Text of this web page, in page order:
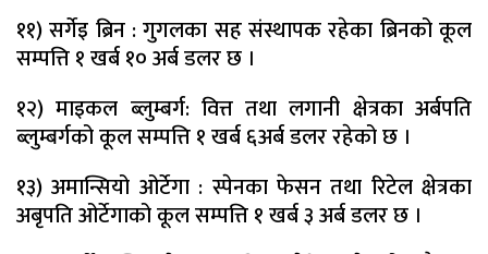
११) सर्गेइ ब्रिन : गुगलका सह संस्थापक रहेका ब्रिनको कूल
सम्पत्ति १ खर्ब १० अर्ब डलर छ ।
१२) माइकल ब्लुम्बर्ग: वित्त तथा लगानी क्षेत्रका अर्बपति
ब्लुम्बर्गको कूल सम्पत्ति १ खर्ब ६अर्ब डलर रहेको छ ।
१३) अमान्सियो ओर्टेगा : स्पेनका फेसन तथा रिटेल क्षेत्रका
अबृपति ओर्टेगाको कूल सम्पत्ति १ खर्ब ३ अर्ब डलर छ ।